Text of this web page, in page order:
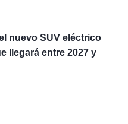
nuevo SUV eléctrico
llegará entre 2027 y